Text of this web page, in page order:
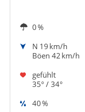
0 %
N 19 km/h
Böen 42 km/h
gefühlt
35° / 34°
40 %